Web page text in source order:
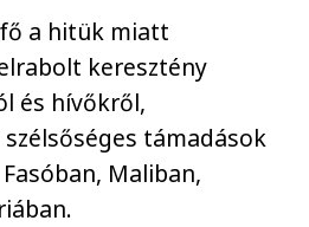
a hitük miatt
keresztény
és hívőkről,
támadások
Maliban,